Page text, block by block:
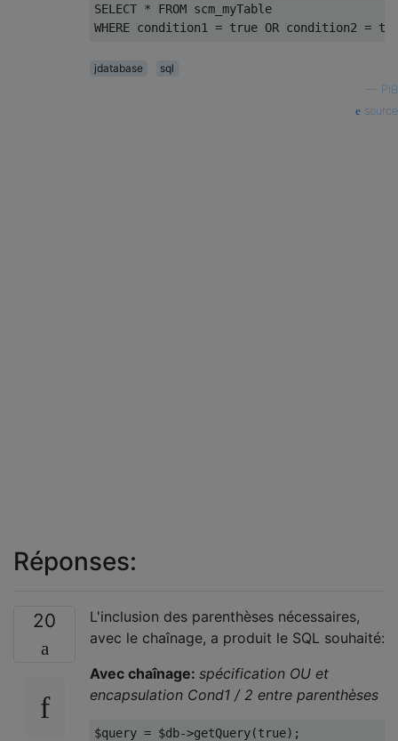
SELECT * FROM scm_myTable
jdatabase
sql
PIB
source
Réponses:
20
L'inclusion des parenthèses nécessaires,
avec le chaînage, a produit le SQL souhaité:
Avec chaînage: spécification OU et
encapsulation Cond1 / 2 entre parenthèses
$query = $db->getQuery(true);